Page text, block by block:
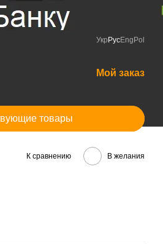
Укр РусEng Pol
Мой заказ
товары
К сравнению В желания